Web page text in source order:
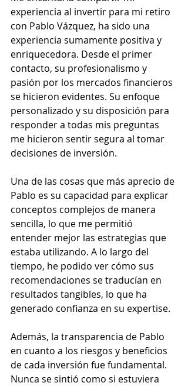
experiencia al invertir para mi retiro
con Pablo Vázquez, ha sido una
experiencia sumamente positiva y
enriquecedora. Desde el primer
contacto, su profesionalismo y
pasión por los mercados financieros
se hicieron evidentes. Su enfoque
personalizado y su disposición para
responder a todas mis preguntas
me hicieron sentir segura al tomar
decisiones de inversión.
Una de las cosas que más aprecio de
Pablo es su capacidad para explicar
conceptos complejos de manera
sencilla, lo que me permitió
entender mejor las estrategias que
estaba utilizando. A lo largo del
tiempo, he podido ver cómo sus
recomendaciones se traducían en
resultados tangibles, lo que ha
generado confianza en su expertise.
Además, la transparencia de Pablo
en cuanto a los riesgos y beneficios
de cada inversión fue fundamental.
Nunca se sintió como si estuviera